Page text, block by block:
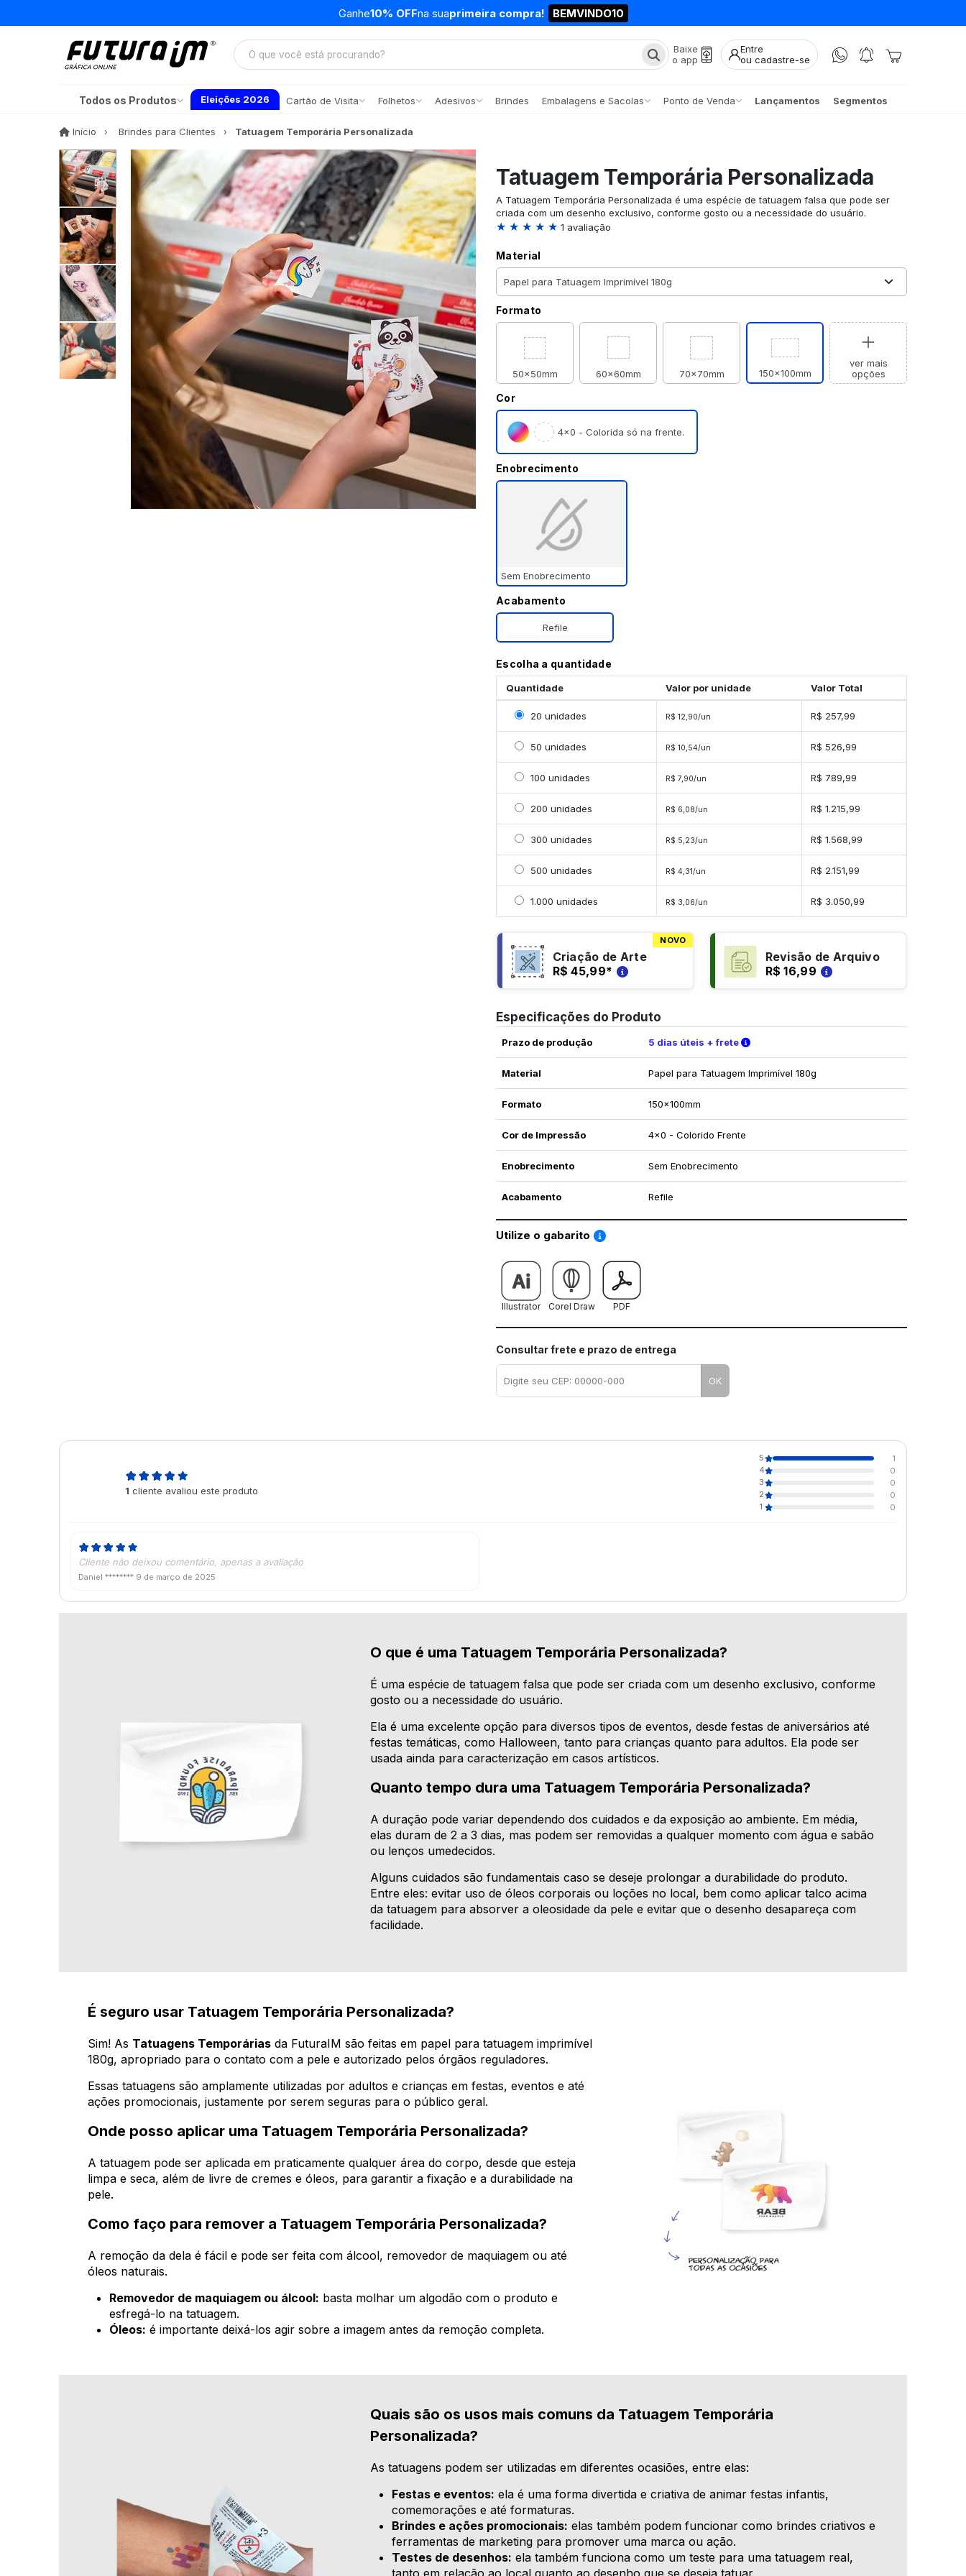
Ganhe10% OFFna suaprimeira compra! BEMVINDO10
Baixe
o app
Entre
ou cadastre-se
Todos os Produtos Eleições 2026 Cartão de Visita Folhetos Adesivos Brindes Embalagens e Sacolas Ponto de Venda Lançamentos Segmentos
Início InícioBrindes para Clientes Tatuagem Temporária Personalizada
Tatuagem Temporária Personalizada
A Tatuagem Temporária Personalizada é uma espécie de tatuagem falsa que pode ser
criada com um desenho exclusivo, conforme gosto ou a necessidade do usuário.
★ ★ ★ ★ ★ 1 avaliação
Material
Formato
50x50mm 60x60mm 70x70mm 150x100mm
ver mais
opções
Cor
4×0 - Colorida só na frente.
Enobrecimento
Sem Enobrecimento
Acabamento
Refile
Escolha a quantidade
Quantidade Valor por unidade Valor Total
Selecionar 20 unidades
20 unidades R$ 12,90/un R$ 257,99
Selecionar 50 unidades
50 unidades R$ 10,54/un R$ 526,99
Selecionar 100 unidades
100 unidades R$ 7,90/un R$ 789,99
Selecionar 200 unidades
200 unidades R$ 6,08/un R$ 1.215,99
Selecionar 300 unidades
300 unidades R$ 5,23/un R$ 1.568,99
Selecionar 500 unidades
500 unidades R$ 4,31/un R$ 2.151,99
Selecionar 1000 unidades
1.000 unidades R$ 3,06/un R$ 3.050,99
NOVO
Criação de Arte
R$ 45,99*
Revisão de Arquivo
R$ 16,99
Especificações do Produto
Prazo de produção 5 dias úteis + frete Verifique as condições de entrega
Material Papel para Tatuagem Imprimível 180g
Formato 150x100mm
Cor de Impressão 4x0 - Colorido Frente
Enobrecimento Sem Enobrecimento
Acabamento Refile
Utilize o gabarito Saiba como utilizar os nossos gabaritos
Illustrator Corel Draw PDF
Consultar frete e prazo de entrega
OK
1 cliente avaliou este produto
5
1
4
0
3
0
2
0
1
0
Cliente não deixou comentário, apenas a avaliação
Daniel ******** 9 de março de 2025
O que é uma Tatuagem Temporária Personalizada?
É uma espécie de tatuagem falsa que pode ser criada com um desenho exclusivo, conforme
gosto ou a necessidade do usuário.
Ela é uma excelente opção para diversos tipos de eventos, desde festas de aniversários até
festas temáticas, como Halloween, tanto para crianças quanto para adultos. Ela pode ser
usada ainda para caracterização em casos artísticos.
Quanto tempo dura uma Tatuagem Temporária Personalizada?
A duração pode variar dependendo dos cuidados e da exposição ao ambiente. Em média,
elas duram de 2 a 3 dias, mas podem ser removidas a qualquer momento com água e sabão
ou lenços umedecidos.
Alguns cuidados são fundamentais caso se deseje prolongar a durabilidade do produto.
Entre eles: evitar uso de óleos corporais ou loções no local, bem como aplicar talco acima
da tatuagem para absorver a oleosidade da pele e evitar que o desenho desapareça com
facilidade.
É seguro usar Tatuagem Temporária Personalizada?
Sim! As Tatuagens Temporárias da FuturaIM são feitas em papel para tatuagem imprimível
180g, apropriado para o contato com a pele e autorizado pelos órgãos reguladores.
Essas tatuagens são amplamente utilizadas por adultos e crianças em festas, eventos e até
ações promocionais, justamente por serem seguras para o público geral.
Onde posso aplicar uma Tatuagem Temporária Personalizada?
A tatuagem pode ser aplicada em praticamente qualquer área do corpo, desde que esteja
limpa e seca, além de livre de cremes e óleos, para garantir a fixação e a durabilidade na
pele.
Como faço para remover a Tatuagem Temporária Personalizada?
A remoção da dela é fácil e pode ser feita com álcool, removedor de maquiagem ou até
óleos naturais.
Removedor de maquiagem ou álcool: basta molhar um algodão com o produto e
esfregá-lo na tatuagem.
Óleos: é importante deixá-los agir sobre a imagem antes da remoção completa.
Quais são os usos mais comuns da Tatuagem Temporária
Personalizada?
As tatuagens podem ser utilizadas em diferentes ocasiões, entre elas:
Festas e eventos: ela é uma forma divertida e criativa de animar festas infantis,
comemorações e até formaturas.
Brindes e ações promocionais: elas também podem funcionar como brindes criativos e
ferramentas de marketing para promover uma marca ou ação.
Testes de desenhos: ela também funciona como um teste para uma tatuagem real,